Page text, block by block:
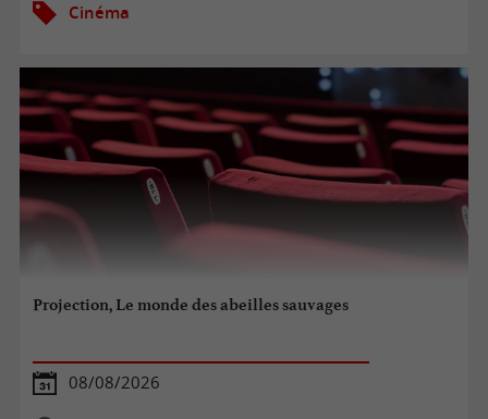
Cinéma
Projection, Le monde des abeilles sauvages
08/08/2026